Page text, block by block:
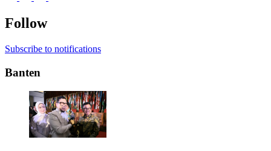
Follow
Subscribe to notifications
Banten